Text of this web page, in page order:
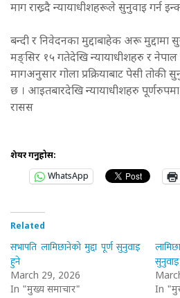
माग राख्र्दै न्यायाधीशहरूले सुनुवाइ गर्न
बन्दी र निवेदनका मुद्दाबाहेक अरू
मङ्सिर १५ गतेदेखि न्यायाधीशहरु र
मागअनुसार गोला प्रक्रियाबाट पेसी तोकी
छ । आइतबारदेखि न्यायाधीशहरु
रासस
शेयर गर्नुहोस:
WhatsApp
Related
सभापति लामिछानेको मुद्दा पूर्ण सुनुवाइ
हुने
March 29, 2026
In "मुख्य समाचार"
In